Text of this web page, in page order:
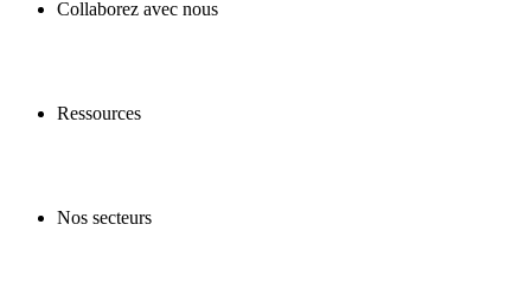
Collaborez avec nous
Ressources
Nos secteurs